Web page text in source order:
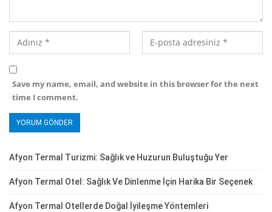
Save my name, email, and website in this browser for the next
time I comment.
Afyon Termal Turizmi: Sağlık ve Huzurun Buluştuğu Yer
Afyon Termal Otel: Sağlık Ve Dinlenme İçin Harika Bir Seçenek
Afyon Termal Otellerde Doğal İyileşme Yöntemleri